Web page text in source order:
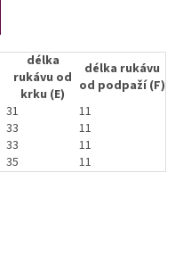
délka
rukávu od
krku (E)
délka rukávu
od podpaží (F)
31
11
33
11
33
11
35 11